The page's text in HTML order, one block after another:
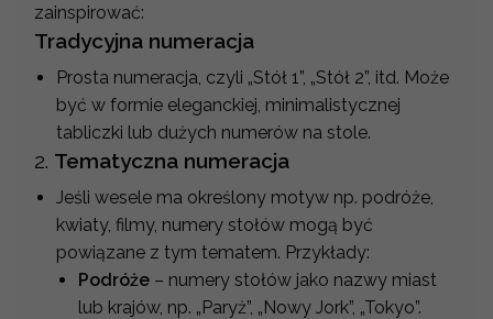
zainspirować:
Tradycyjna numeracja
Prosta numeracja, czyli „Stół 1”, „Stół 2”, itd. Może
być w formie eleganckiej, minimalistycznej
tabliczki lub dużych numerów na stole.
2. Tematyczna numeracja
Jeśli wesele ma określony motyw np. podróże,
kwiaty, filmy, numery stołów mogą być
powiązane z tym tematem. Przykłady:
Podróże – numery stołów jako nazwy miast
lub krajów, np. „Paryż”, „Nowy Jork”, „Tokyo”.